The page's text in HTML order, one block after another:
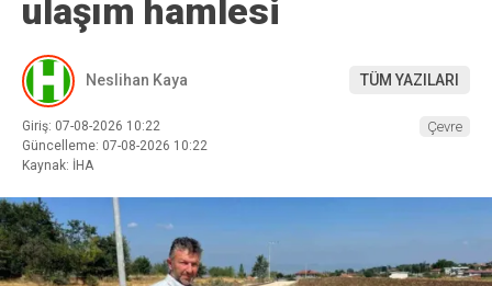
ulaşım hamlesi
Neslihan Kaya TÜM YAZILARI
Giriş: 07-08-2026 10:22
Güncelleme: 07-08-2026 10:22
Kaynak: İHA
Çevre